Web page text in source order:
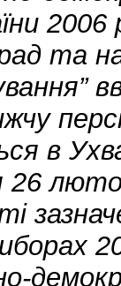
та
в
26